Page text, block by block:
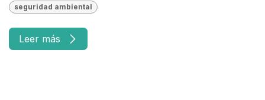
seguridad ambiental
Leer más